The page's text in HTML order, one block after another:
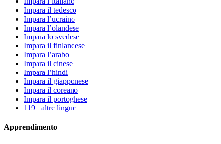
Impara il tedesco
Impara l’ucraino
Impara l’olandese
Impara lo svedese
Impara il finlandese
Impara l’arabo
Impara il cinese
Impara l’hindi
Impara il giapponese
Impara il coreano
Impara il portoghese
119+ altre lingue
Apprendimento